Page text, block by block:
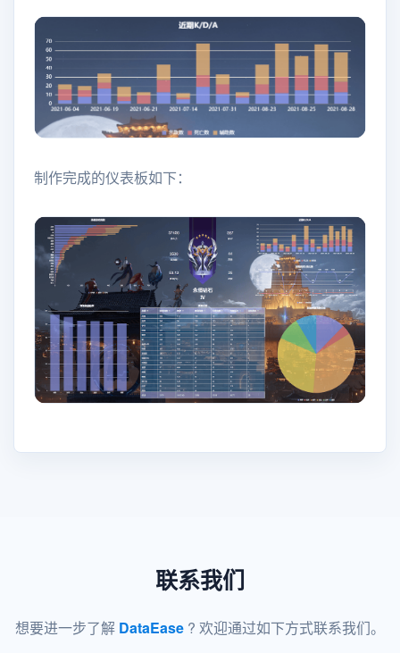
制作完成的仪表板如下：
联系我们
想要进一步了解 DataEase ? 欢迎通过如下方式联系我们。